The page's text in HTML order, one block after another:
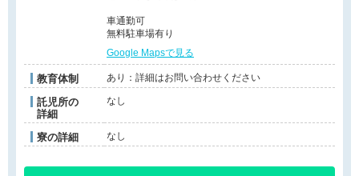
車通勤可
無料駐車場有り
Google Mapsで見る
教育体制 あり：詳細はお問い合わせください
託児所の
詳細
なし
寮の詳細 なし